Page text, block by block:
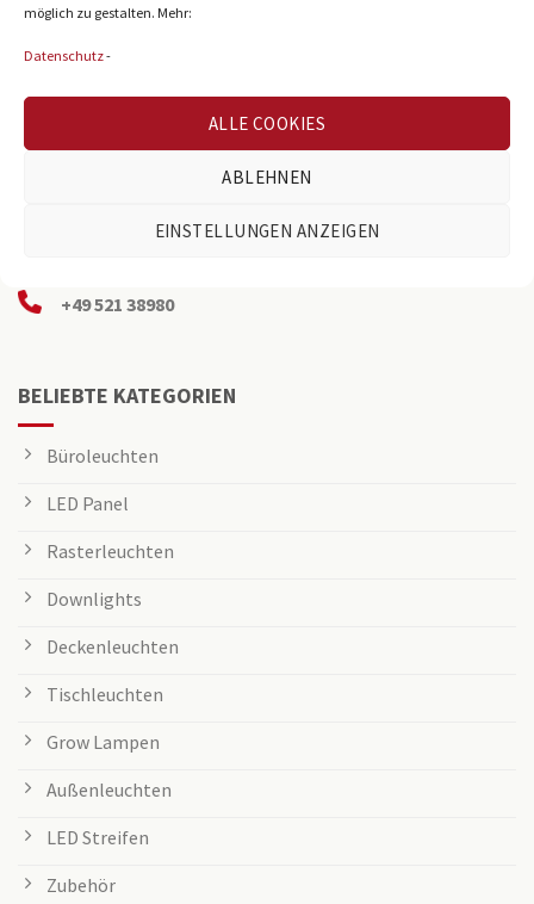
möglich zu gestalten. Mehr:
Datenschutz-
ALLE COOKIES
ABLEHNEN
EINSTELLUNGEN ANZEIGEN
Reichenberger Str. 39
+49 521 38980
BELIEBTE KATEGORIEN
Büroleuchten
LED Panel
Rasterleuchten
Downlights
Deckenleuchten
Tischleuchten
Grow Lampen
Außenleuchten
LED Streifen
Zubehör